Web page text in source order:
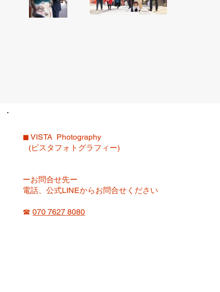
◼︎ VISTA Photography
(ビスタフォトグラフィー)
ーお問合せ先ー
電話、公式LINEからお問合せください
☎︎070 7627 8080